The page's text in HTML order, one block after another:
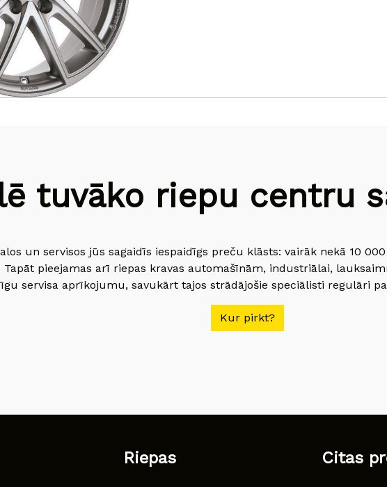
tuvāko riepu centru
un servisos jūs sagaidīs iespaidīgs preču klāsts: vairāk nekā 10
Tapāt pieejamas arī riepas kravas automašīnām, industriālai,
servisa aprīkojumu, savukārt tajos strādājošie speciālisti regulāri
Kur pirkt?
Riepas Citas